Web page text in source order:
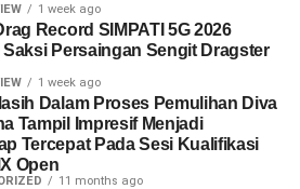
1 week ago
Record SIMPATI 5G 2026
Saksi Persaingan Sengit Dragster
1 week ago
Dalam Proses Pemulihan Diva
Tampil Impresif Menjadi
Tercepat Pada Sesi Kualifikasi
Open
11 months ago